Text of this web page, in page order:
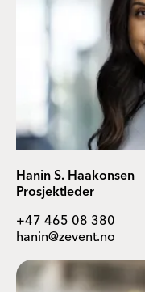
Hanin S. Haakonsen
Prosjektleder
+47 465 08 380
hanin@zevent.no